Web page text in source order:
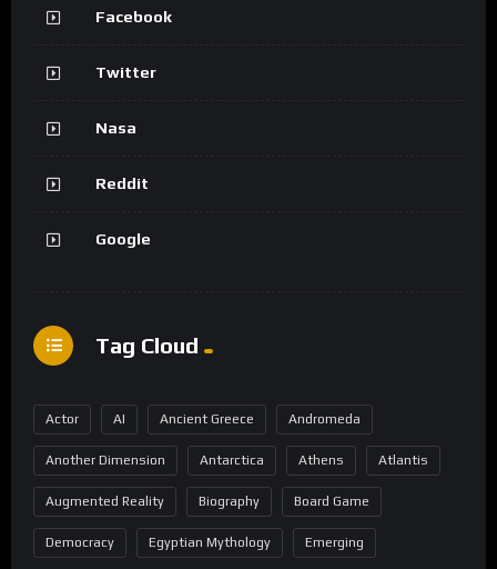
Facebook
Twitter
Nasa
Reddit
Google
Tag Cloud
Actor AI Ancient Greece Andromeda
Another Dimension Antarctica Athens Atlantis
Augmented Reality Biography Board Game
Democracy Egyptian Mythology Emerging